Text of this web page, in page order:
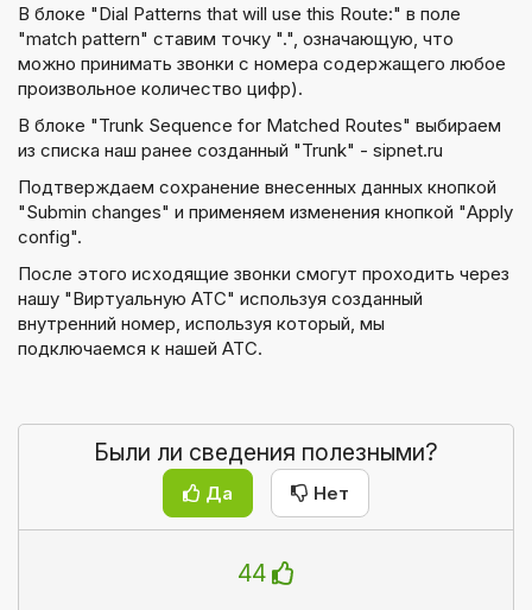
В блоке "Dial Patterns that will use this Route:" в поле
"match pattern" ставим точку ".", означающую, что
можно принимать звонки с номера содержащего любое
произвольное количество цифр).
В блоке "Trunk Sequence for Matched Routes" выбираем
из списка наш ранее созданный "Trunk" - sipnet.ru
Подтверждаем сохранение внесенных данных кнопкой
"Submin changes" и применяем изменения кнопкой "Apply
config".
После этого исходящие звонки смогут проходить через
нашу "Виртуальную АТС" используя созданный
внутренний номер, используя который, мы
подключаемся к нашей АТС.
Были ли сведения полезными?
Да Нет
44